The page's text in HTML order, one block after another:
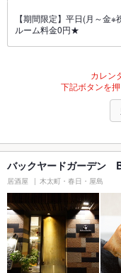
【期間限定】平日(月～金
ルーム料金0円★
カレン
下記ボタンを
バックヤードガーデ
居酒屋 木太町・春日・屋島